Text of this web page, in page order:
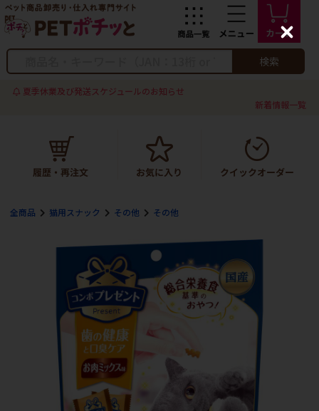
検索
夏季休業及び発送スケジュールのお知らせ
新着情報一覧
全商品 猫用スナック その他 その他
C
l
s